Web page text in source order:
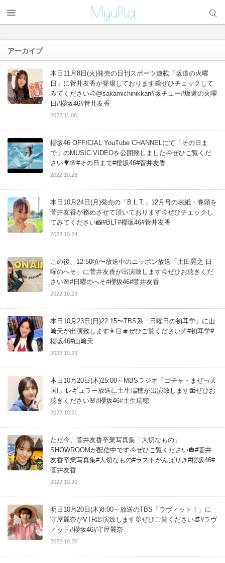
MyuPla
アーカイブ
本日11月8日(火)発売の日刊スポーツ連載「坂道の火曜
日」に菅井友香が登場しております📰ぜひチェックして
みてください🐴@sakamichinikkan#坂チュー#坂道の火曜
日#櫻坂46#菅井友香
2022.11.08
櫻坂46 OFFICIAL YouTube CHANNELにて「その日ま
で」のMUSIC VIDEOを公開致しました🐴ぜひご覧くだ
さい🌳🌸#その日まで#櫻坂46#菅井友香
2022.10.26
本日10月24日(月)発売の「B.L.T.」12月号の表紙・巻頭を
菅井友香が務めさせて頂いております🐴ぜひチェックし
てみてください📸#BLT#櫻坂46#菅井友香
2022.10.24
この後、12:50頃〜放送中のニッポン放送「土田晃之 日
曜のへそ」に菅井友香が出演致します🐴ぜひお聴きくだ
さい🌸#日曜のへそ#櫻坂46#菅井友香
2022.10.23
本日10月23日(日)22:15〜TBS系「日曜日の初耳学」に山
﨑天が出演致します👩🏻‍🎓ぜひご覧ください🌌#初耳学#
櫻坂46#山﨑天
2022.10.23
本日10月20日(木)25:00～MBSラジオ「ゴチャ・まぜっ天
国!」レギュラー放送に土生瑞穂が出演致します📻ぜひお
聴きください🌸#櫻坂46#土生瑞穂
2022.10.21
ただ今、菅井友香卒業写真集「大切なもの」
SHOWROOMが配信中です🐴ぜひご覧ください🎃#菅井
友香卒業写真集#大切なもの#ラストがんばりき#櫻坂46#
菅井友香
2022.10.20
明日10月20日(木)8:00～放送のTBS「ラヴィット！」に
守屋麗奈がVTR出演致します🐰ぜひご覧ください👒#ラヴ
ィット#櫻坂46#守屋麗奈
2022.10.20